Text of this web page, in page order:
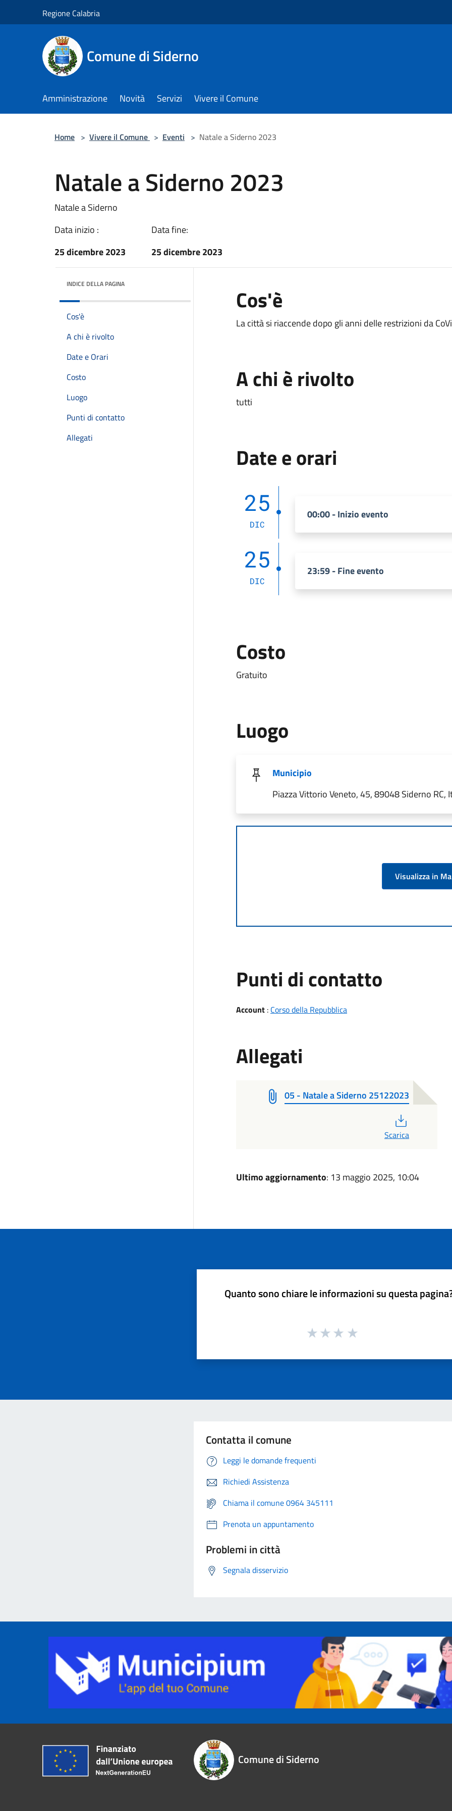
Regione Calabria
Comune di Siderno
Amministrazione Novità Servizi Vivere il Comune
Home > Vivere il Comune > Eventi > Natale a Siderno 2023
Natale a Siderno 2023
Natale a Siderno
Data inizio :
25 dicembre 2023
Data fine:
25 dicembre 2023
INDICE DELLA PAGINA
Cos'è
A chi è rivolto
Date e Orari
Costo
Luogo
Punti di contatto
Allegati
Cos'è
La città si riaccende dopo gli anni delle restrizioni da
A chi è rivolto
tutti
Date e orari
25
DIC
00:00 - Inizio evento
25
DIC
23:59 - Fine evento
Costo
Gratuito
Luogo
Municipio
Piazza Vittorio Veneto, 45, 89048 Siderno RC,
Visualizza in
Punti di contatto
Account: Corso della Repubblica
Allegati
05 - Natale a Siderno 25122023
Scarica
Ultimo aggiornamento: 13 maggio 2025, 10:04
Quanto sono chiare le informazioni su questa
Contatta il comune
Leggi le domande frequenti
Richiedi Assistenza
Chiama il comune 0964 345111
Prenota un appuntamento
Problemi in città
Segnala disservizio
Comune di Siderno